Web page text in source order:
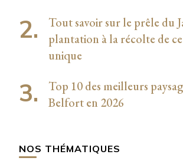
Tout savoir sur le prêle du
plantation à la récolte de
unique
Top 10 des meilleurs
Belfort en 2026
NOS THÉMATIQUES